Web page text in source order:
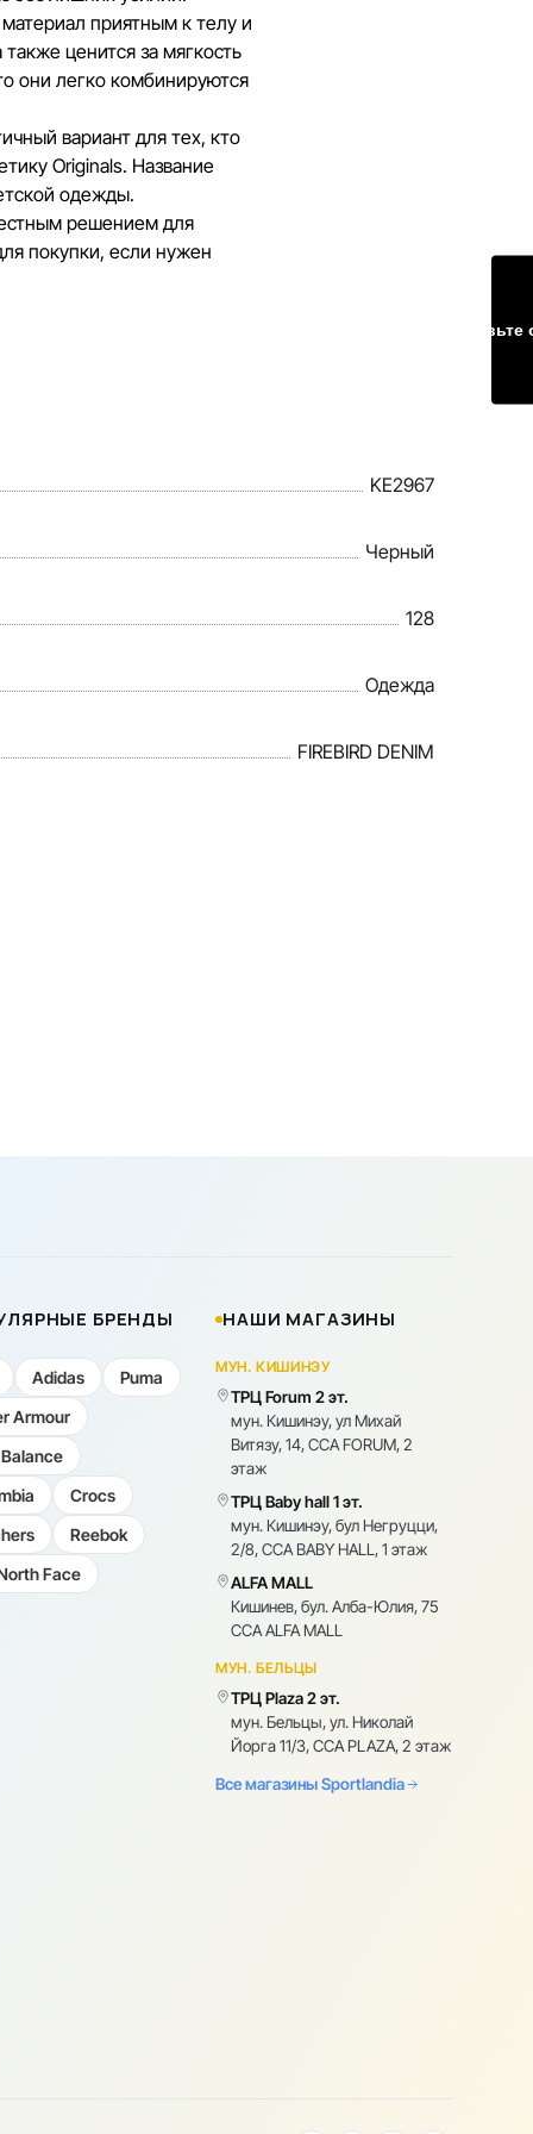
приятным к телу и
ценится за мягкость
они легко комбинируются
вариант для тех, кто
Originals. Название
одежды.
решением для
покупки, если нужен
KE2967
Черный
128
Одежда
FIREBIRD DENIM
Оставьте
БРЕНДЫ
Adidas
Puma
Armour
Crocs
Reebok
Face
НАШИ МАГАЗИНЫ
МУН. КИШИНЭУ
ТРЦ Forum 2 эт.
мун. Кишинэу, ул Михай
Витязу, 14, CCA FORUM, 2
этаж
ТРЦ Baby hall 1 эт.
мун. Кишинэу, бул Негруцци,
2/8, CCA BABY HALL, 1 этаж
ALFA MALL
Кишинев, бул. Алба-Юлия, 75
CCA ALFA MALL
МУН. БЕЛЬЦЫ
ТРЦ Plaza 2 эт.
мун. Бельцы, ул. Николай
Йорга 11/3, CCA PLAZA, 2 этаж
Все магазины Sportlandia